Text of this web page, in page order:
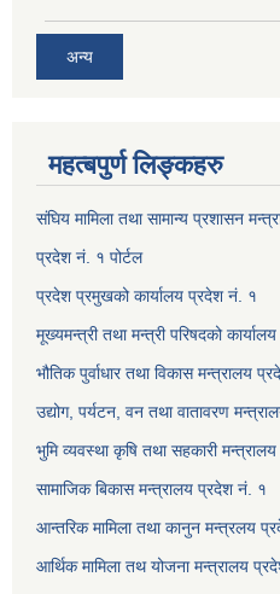
अन्य
महत्बपुर्ण लिङ्कहरु
संघिय मामिला तथा सामान्य प्रशासन
प्रदेश नं. १ पोर्टल
प्रदेश प्रमुखको कार्यालय प्रदेश नं. १
मूख्यमन्त्री तथा मन्त्री परिषदको
भौतिक पुर्वाधार तथा विकास मन्त्रालय
उद्योग, पर्यटन, वन तथा वातावरण
भुमि व्यवस्था कृषि तथा सहकारी
सामाजिक बिकास मन्त्रालय प्रदेश नं. १
आन्तरिक मामिला तथा कानुन मन्त्रलय
आर्थिक मामिला तथ योजना मन्त्रालय